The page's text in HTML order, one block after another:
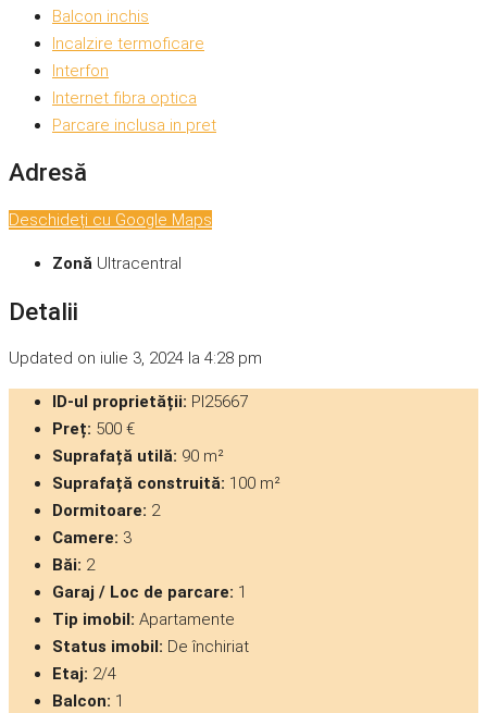
Balcon inchis
Incalzire termoficare
Interfon
Internet fibra optica
Parcare inclusa in pret
Adresă
Deschideți cu Google Maps
Zonă Ultracentral
Detalii
Updated on iulie 3, 2024 la 4:28 pm
ID-ul proprietății: PI25667
Preț: 500 €
Suprafață utilă: 90 m²
Suprafață construită: 100 m²
Dormitoare: 2
Camere: 3
Băi: 2
Garaj / Loc de parcare: 1
Tip imobil: Apartamente
Status imobil: De închiriat
Etaj: 2/4
Balcon: 1